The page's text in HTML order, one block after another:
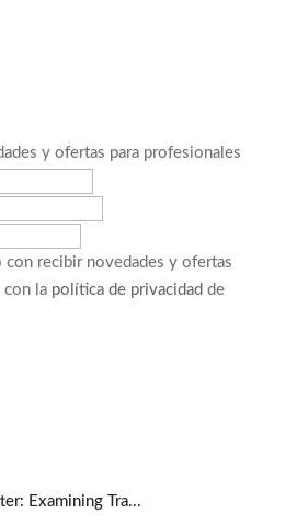
y ofertas para profesionales
con recibir novedades y ofertas
con la política de privacidad de
Examining Tra...